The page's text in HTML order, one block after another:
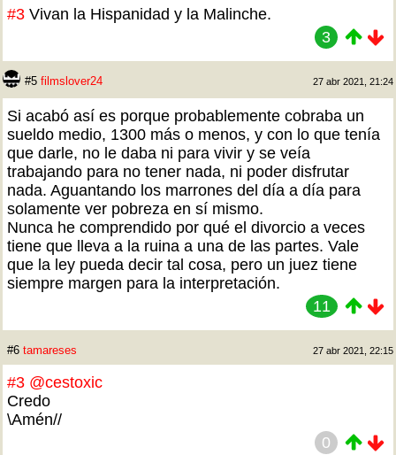
#3 Vivan la Hispanidad y la Malinche.
3
#5 filmslover24 27 abr 2021, 21:24
Si acabó así es porque probablemente cobraba un
sueldo medio, 1300 más o menos, y con lo que tenía
que darle, no le daba ni para vivir y se veía
trabajando para no tener nada, ni poder disfrutar
nada. Aguantando los marrones del día a día para
solamente ver pobreza en sí mismo.
Nunca he comprendido por qué el divorcio a veces
tiene que lleva a la ruina a una de las partes. Vale
que la ley pueda decir tal cosa, pero un juez tiene
siempre margen para la interpretación.
11
#6 tamareses 27 abr 2021, 22:15
#3 @cestoxic
Credo
\Amén//
0